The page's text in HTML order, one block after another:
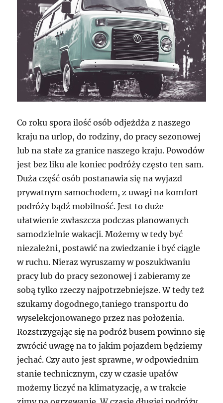
Co roku spora ilość osób odjeżdża z naszego
kraju na urlop, do rodziny, do pracy sezonowej
lub na stałe za granice naszego kraju. Powodów
jest bez liku ale koniec podróży często ten sam.
Duża część osób postanawia się na wyjazd
prywatnym samochodem, z uwagi na komfort
podróży bądź mobilność. Jest to duże
ułatwienie zwłaszcza podczas planowanych
samodzielnie wakacji. Możemy w tedy być
niezależni, postawić na zwiedzanie i być ciągle
w ruchu. Nieraz wyruszamy w poszukiwaniu
pracy lub do pracy sezonowej i zabieramy ze
sobą tylko rzeczy najpotrzebniejsze. W tedy też
szukamy dogodnego,taniego transportu do
wyselekcjonowanego przez nas położenia.
Rozstrzygając się na podróż busem powinno się
zwrócić uwagę na to jakim pojazdem będziemy
jechać. Czy auto jest sprawne, w odpowiednim
stanie technicznym, czy w czasie upałów
możemy liczyć na klimatyzację, a w trakcie